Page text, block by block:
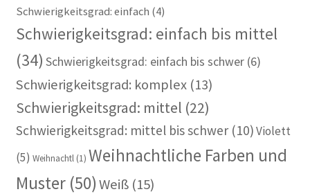
Schwierigkeitsgrad: einfach (4)
Schwierigkeitsgrad: einfach bis mittel
(34) Schwierigkeitsgrad: einfach bis schwer(6)
Schwierigkeitsgrad: komplex(13)
Schwierigkeitsgrad: mittel (22)
Schwierigkeitsgrad: mittel bis schwer(10)Violett
(5) Weihnachtl(1) Weihnachtliche Farben und
Muster(50)Weiß(15)